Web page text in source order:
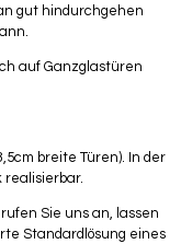
gut hindurchgehen
auf Ganzglastüren
breite Türen). In der
realisierbar.
Sie uns an, lassen
Standardlösung eines